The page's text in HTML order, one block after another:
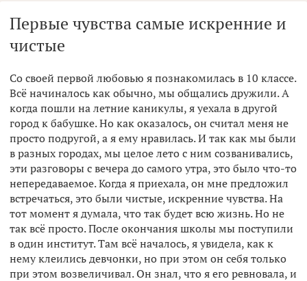
Первые чувства самые искренние и
чистые
Со своей первой любовью я познакомилась в 10 классе.
Всё начиналось как обычно, мы общались дружили. А
когда пошли на летние каникулы, я уехала в другой
город к бабушке. Но как оказалось, он считал меня не
просто подругой, а я ему нравилась. И так как мы были
в разных городах, мы целое лето с ним созванивались,
эти разговоры с вечера до самого утра, это было что-то
непередаваемое. Когда я приехала, он мне предложил
встречаться, это были чистые, искренние чувства. На
тот момент я думала, что так будет всю жизнь. Но не
так всё просто. После окончания школы мы поступили
в один институт. Там всё началось, я увидела, как к
нему клеились девчонки, но при этом он себя только
при этом возвеличивал. Он знал, что я его ревновала, и